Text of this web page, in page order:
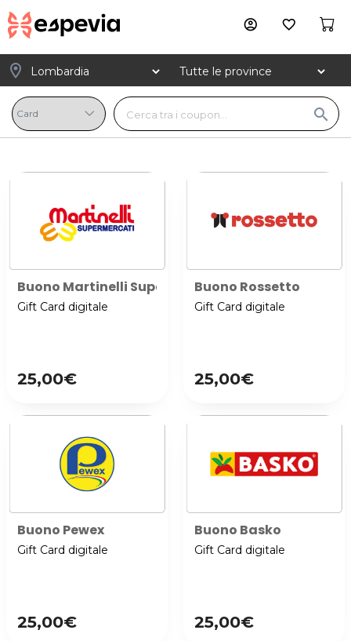
search
account_circle favorite_border
location_on
Buono Martinelli Supermercati
Gift Card digitale
25,00€
Buono Rossetto
Gift Card digitale
25,00€
Buono Pewex
Gift Card digitale
25,00€
Buono Basko
Gift Card digitale
25,00€